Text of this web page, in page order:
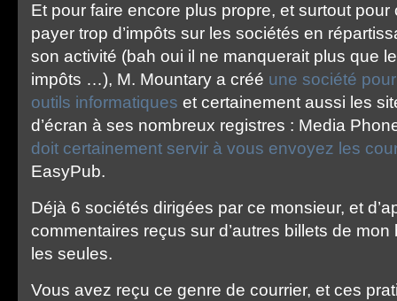
Et pour faire encore plus propre, et surtout
payer trop d’impôts sur les sociétés en
son activité (bah oui il ne manquerait plus que
impôts …), M. Mountary a créé une société
outils informatiques et certainement aussi les
d’écran à ses nombreux registres : Media
doit certainement servir à vous envoyez les
EasyPub.
Déjà 6 sociétés dirigées par ce monsieur, et
commentaires reçus sur d’autres billets de
les seules.
Vous avez reçu ce genre de courrier, et ces